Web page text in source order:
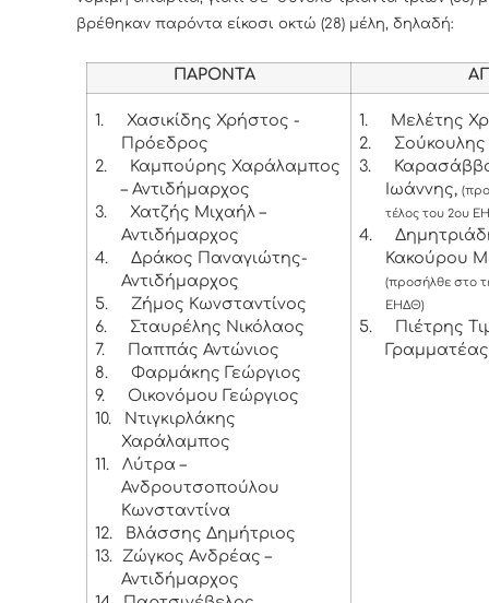
βρέθηκαν παρόντα είκοσι οκτώ (28) μέλη, δηλαδή:
ΠΑΡΟΝΤΑ
1.
Χασικίδης Χρήστος -
Πρόεδρος
2.
Καμπούρης Χαράλαμπος
– Αντιδήμαρχος
3.
Χατζής Μιχαήλ –
Αντιδήμαρχος
4.
Δράκος Παναγιώτης-
Αντιδήμαρχος
5.
Ζήμος Κωνσταντίνος
6.
Σταυρέλης Νικόλαος
7.
Παππάς Αντώνιος
8.
Φαρμάκης Γεώργιος
9.
Οικονόμου Γεώργιος
10.
Ντιγκιρλάκης
Χαράλαμπος
11.
Λύτρα –
Ανδρουτσοπούλου
Κωνσταντίνα
12.
Βλάσσης Δημήτριος
13. Ζώγκος Ανδρέας –
Αντιδήμαρχος
1.
Μελέτης
2.
3.
Ιωάννης,
τέλος του 2ου
4.
Κακούρου
(προσήλθε στο
ΕΗΔΘ)
5.
Πιέτρης
Γραμματέας